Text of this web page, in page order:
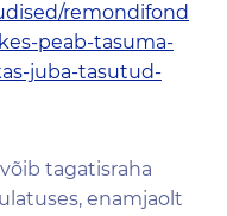
remondifond
peab-tasuma-
juba-tasutud-
tagatisraha
enamjaolt